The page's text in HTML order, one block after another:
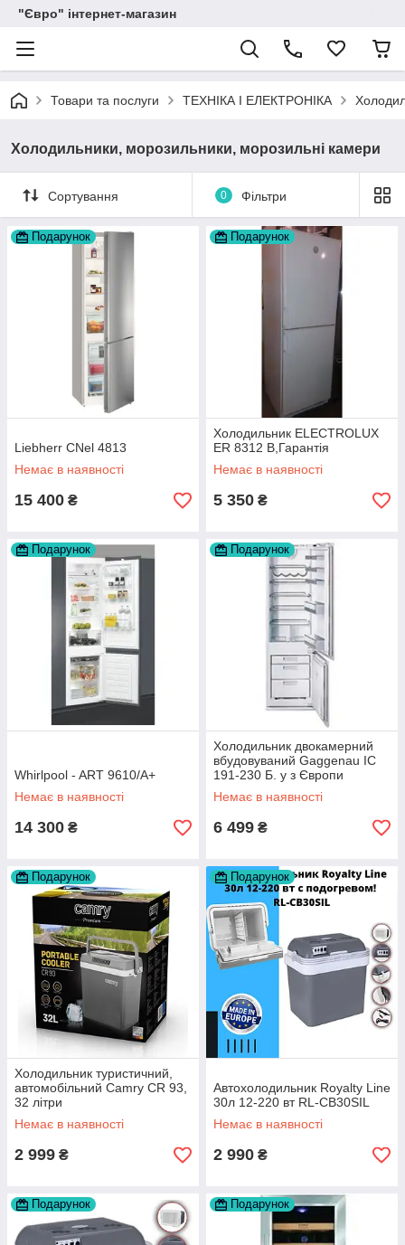
"Євро" інтернет-магазин
Товари та послуги ТЕХНІКА І ЕЛЕКТРОНІКА
Холодильники, морозильники, морозильні камери
Сортування 0 Фільтри
Подарунок
Liebherr CNel 4813
Немає в наявності
15 400 ₴
Подарунок
Холодильник ELECTROLUX
ER 8312 B,Гарантія
Немає в наявності
5 350 ₴
Подарунок
Whirlpool - ART 9610/A+
Немає в наявності
14 300 ₴
Подарунок
Холодильник двокамерний
вбудовуваний Gaggenau IC
191-230 Б. у з Європи
Немає в наявності
6 499 ₴
Подарунок
Холодильник туристичний,
автомобільний Camry CR 93,
32 літри
Немає в наявності
2 999 ₴
Подарунок
Автохолодильник Royalty Line
30л 12-220 вт RL-CB30SIL
Немає в наявності
2 990 ₴
Подарунок Подарунок